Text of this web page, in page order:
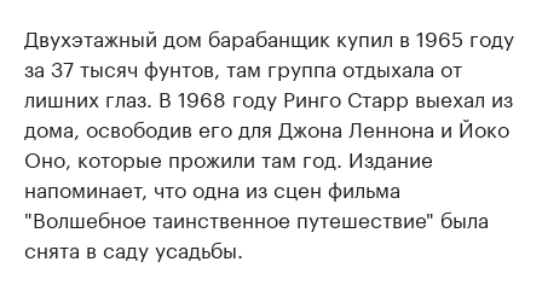
Двухэтажный дом барабанщик купил в 1965 году
за 37 тысяч фунтов, там группа отдыхала от
лишних глаз. В 1968 году Ринго Старр выехал из
дома, освободив его для Джона Леннона и Йоко
Оно, которые прожили там год. Издание
напоминает, что одна из сцен фильма
"Волшебное таинственное путешествие" была
снята в саду усадьбы.